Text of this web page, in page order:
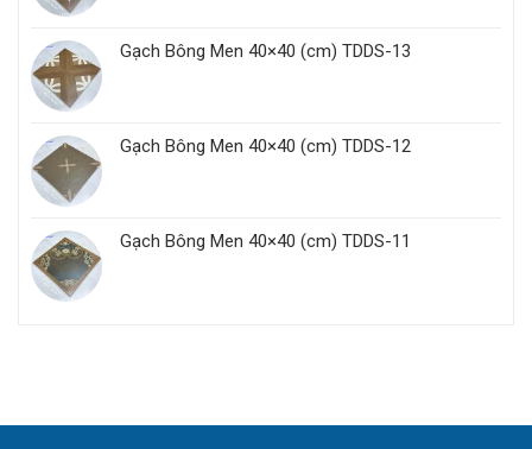
Gạch Bông Men 40×40 (cm) TDDS-13
Gạch Bông Men 40×40 (cm) TDDS-12
Gạch Bông Men 40×40 (cm) TDDS-11